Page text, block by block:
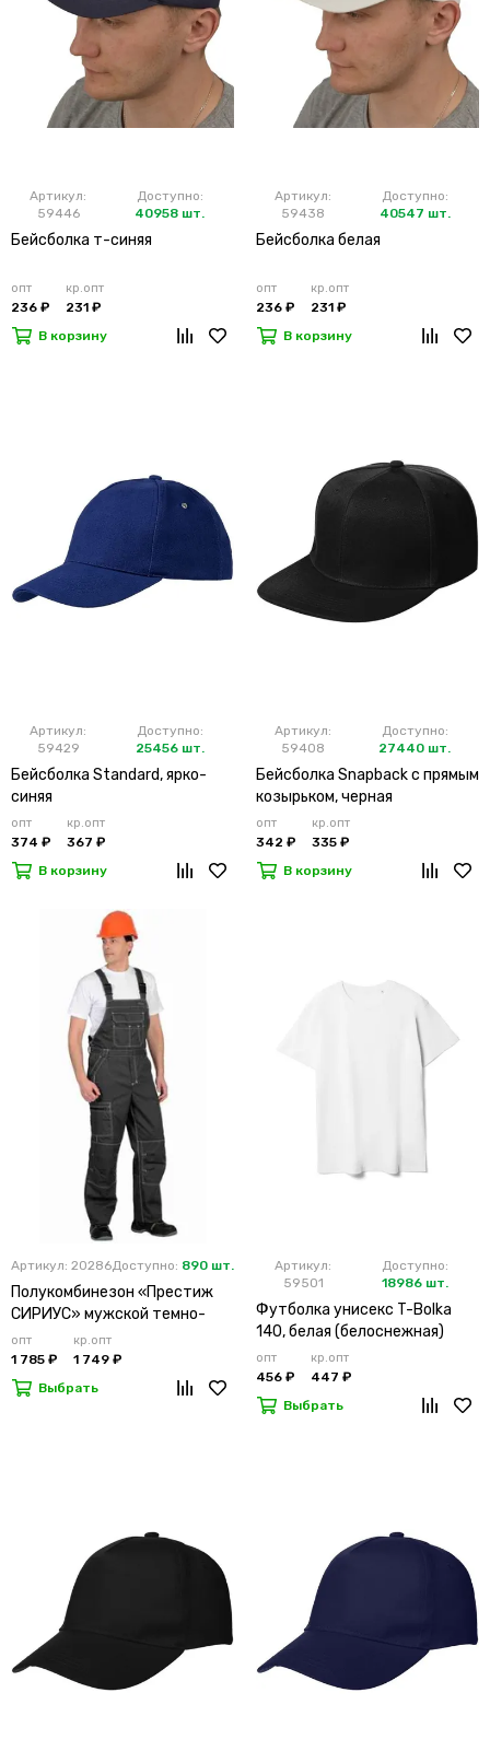
Артикул:
59446
Доступно:
40958 шт.
Бейсболка т-синяя
опт
236 ₽
кр.опт
231 ₽
В корзину
Артикул:
59438
Доступно:
40547 шт.
Бейсболка белая
опт
236 ₽
кр.опт
231 ₽
В корзину
Артикул:
59429
Доступно:
25456 шт.
Бейсболка Standard, ярко-
синяя
опт
374 ₽
кр.опт
367 ₽
В корзину
Артикул:
59408
Доступно:
27440 шт.
Бейсболка Snapback с прямым
козырьком, черная
опт
342 ₽
кр.опт
335 ₽
В корзину
Артикул: 20286Доступно: 890 шт.
Полукомбинезон «Престиж
СИРИУС» мужской темно-
серый
опт
1 785 ₽
кр.опт
1 749 ₽
Выбрать
Артикул:
59501
Доступно:
18986 шт.
Футболка унисекс T-Bolka
140, белая (белоснежная)
опт
456 ₽
кр.опт
447 ₽
Выбрать